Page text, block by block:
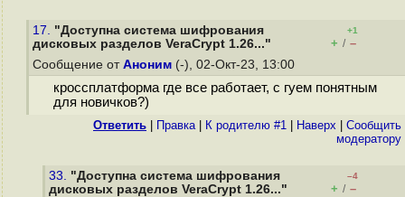
17. "Доступна система шифрования
дисковых разделов VeraCrypt 1.26..."
+1
+ / –
Сообщение от Аноним (-), 02-Окт-23, 13:00
кроссплатформа где все работает, с гуем понятным
для новичков?)
Ответить Правка| К родителю #1 Наверх
Cообщить
модератору
33. "Доступна система шифрования
дисковых разделов VeraCrypt 1.26..."
–4
+ / –